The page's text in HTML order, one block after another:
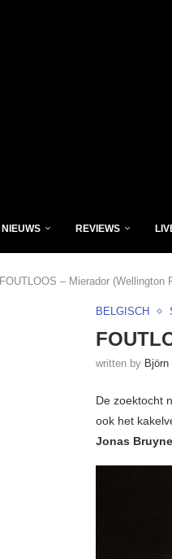
NIEUWS REVIEWS
FOUTLOOS – Mierador (Wellington
BELGISCH
written by Björn
De zoektocht
ook het
Jonas